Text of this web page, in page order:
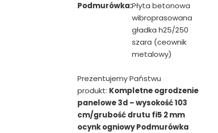
Podmurówka:Płyta betonowa
wibroprasowana
gładka h25/250
szara (ceownik
metalowy)
Prezentujemy Państwu
produkt: Kompletne ogrodzenie
panelowe 3d – wysokość 103
cm/grubość drutu fi5 2 mm
ocynk ogniowy Podmurówka